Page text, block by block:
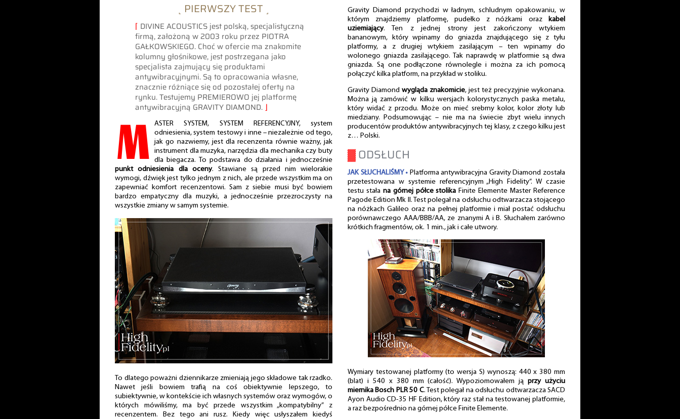
˻ PIERWSZY TEST ˼
⌈ DIVINE ACOUSTICS jest polską, specjalistyczną
firmą, założoną w 2003 roku przez PIOTRA
GAŁKOWSKIEGO. Choć w ofercie ma znakomite
kolumny głośnikowe, jest postrzegana jako
specjalista zajmujący się produktami
antywibracyjnymi. Są to opracowania własne,
znacznie różniące się od pozostałej oferty na
rynku. Testujemy PREMIEROWO jej platformę
antywibracyjną GRAVITY DIAMOND. ⌋
M
ASTER SYSTEM, SYSTEM REFERENCYJNY, system
odniesienia, system testowy i inne – niezależnie od tego,
jak go nazwiemy, jest dla recenzenta równie ważny, jak
instrument dla muzyka, narzędzia dla mechanika czy buty
dla biegacza. To podstawa do działania i jednocześnie
punkt odniesienia dla oceny. Stawiane są przed nim wielorakie
wymogi, dźwięk jest tylko jednym z nich, ale przede wszystkim ma on
zapewniać komfort recenzentowi. Sam z siebie musi być bowiem
bardzo empatyczny dla muzyki, a jednocześnie przezroczysty na
wszystkie zmiany w samym systemie.
To dlatego poważni dziennikarze zmieniają jego składowe tak rzadko.
Nawet jeśli bowiem trafią na coś obiektywnie lepszego, to
subiektywnie, w kontekście ich własnych systemów oraz wymogów, o
których mówiliśmy, ma być przede wszystkim „kompatybilny” z
recenzentem. Bez tego ani rusz. Kiedy więc usłyszałem kiedyś
Gravity Diamond przychodzi w ładnym, schludnym opakowaniu, w
którym znajdziemy platformę, pudełko z nóżkami oraz
kabel
uziemiający. Ten z jednej strony jest zakończony wtykiem
bananowym, który wpinamy do gniazda znajdującego się z tyłu
platformy, a z drugiej wtykiem zasilającym – ten wpinamy do
wolonego gniazda zasilającego. Tak naprawdę w platformie są dwa
gniazda. Są one podłączone równolegle i można za ich pomocą
połączyć kilka platform, na przykład w stoliku.
Gravity Diamond wygląda znakomicie, jest też precyzyjnie wykonana.
Można ją zamówić w kilku wersjach kolorystycznych paska metalu,
który widać z przodu. Może on mieć srebrny kolor, kolor złoty lub
miedziany. Podsumowując – nie ma na świecie zbyt wielu innych
producentów produktów antywibracyjnych tej klasy, z czego kilku jest
z… Polski.
▓ODSŁUCH
JAK SŁUCHALIŚMY • Platforma antywibracyjna Gravity Diamond została
przetestowana w systemie referencyjnym „High Fidelity”. W czasie
testu stała na górnej półce stolika Finite Elemente Master Reference
Pagode Edition Mk II. Test polegał na odsłuchu odtwarzacza stojącego
na nóżkach Galileo oraz na pełnej platformie i miał postać odsłuchu
porównawczego AAA/BBB/AA, ze znanymi A i B. Słuchałem zarówno
krótkich fragmentów, ok. 1 min., jak i całe utwory.
Wymiary testowanej platformy (to wersja S) wynoszą: 440 x 380 mm
(blat) i 540 x 380 mm (całość). Wypoziomowałem jąprzy użyciu
miernika Bosch PLR 50 C. Test polegał na odsłuchu odtwarzacza SACD
Ayon Audio CD-35 HF Edition, który raz stał na testowanej platformie,
a raz bezpośrednio na górnej półce Finite Elemente.